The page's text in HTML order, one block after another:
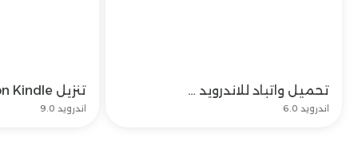
تحميل واتباد للاندرويد وتحديث wattpad apk اخر اصدار
اندرويد 6.0 اندرويد 9.0